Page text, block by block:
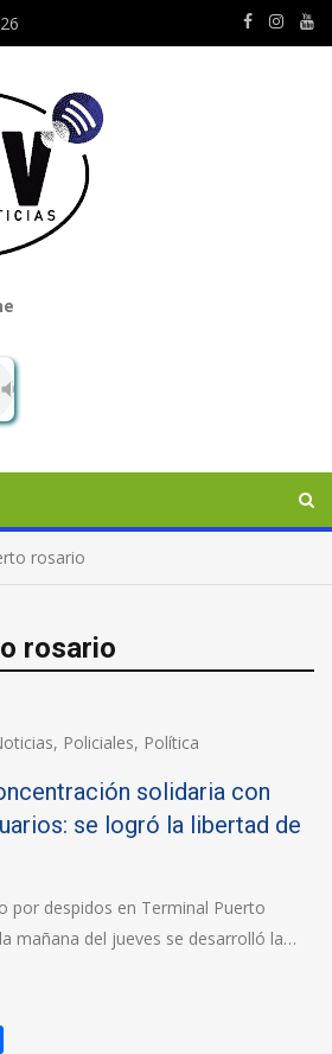
rosario
rosario
, Policiales, Política
solidaria con
se logró la libertad de
por despidos en Terminal Puerto
mañana del jueves se desarrolló la…